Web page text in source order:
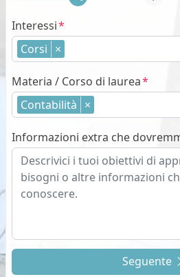
Interessi
Corsi ×
Materia / Corso di laurea
Contabilità ×
Informazioni extra che
Seguente